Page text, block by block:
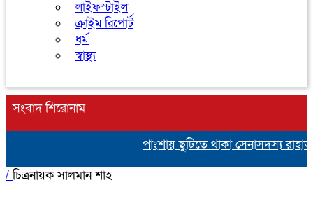
লাইফস্টাইল
ক্রাইম রিপোর্ট
ধর্ম
স্বাস্থ্য
সংবাদ শিরোনাম
পাংশায় ছুটিতে থাকা সেনাসদস্য
/চিত্রনায়ক সালমান শাহ